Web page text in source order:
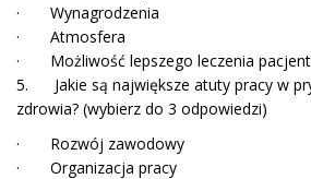
· Wynagrodzenia
· Atmosfera
· Możliwość lepszego leczenia
5. Jakie są największe atuty pracy w
zdrowia? (wybierz do 3 odpowiedzi)
· Rozwój zawodowy
· Organizacja pracy